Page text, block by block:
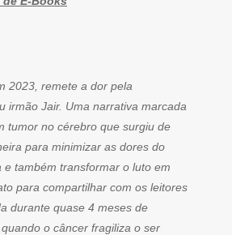
2023, remete a dor pela
irmão Jair. Uma narrativa marcada
tumor no cérebro que surgiu de
para minimizar as dores do
e também transformar o luto em
para compartilhar com os leitores
durante quase 4 meses de
o câncer fragiliza o ser